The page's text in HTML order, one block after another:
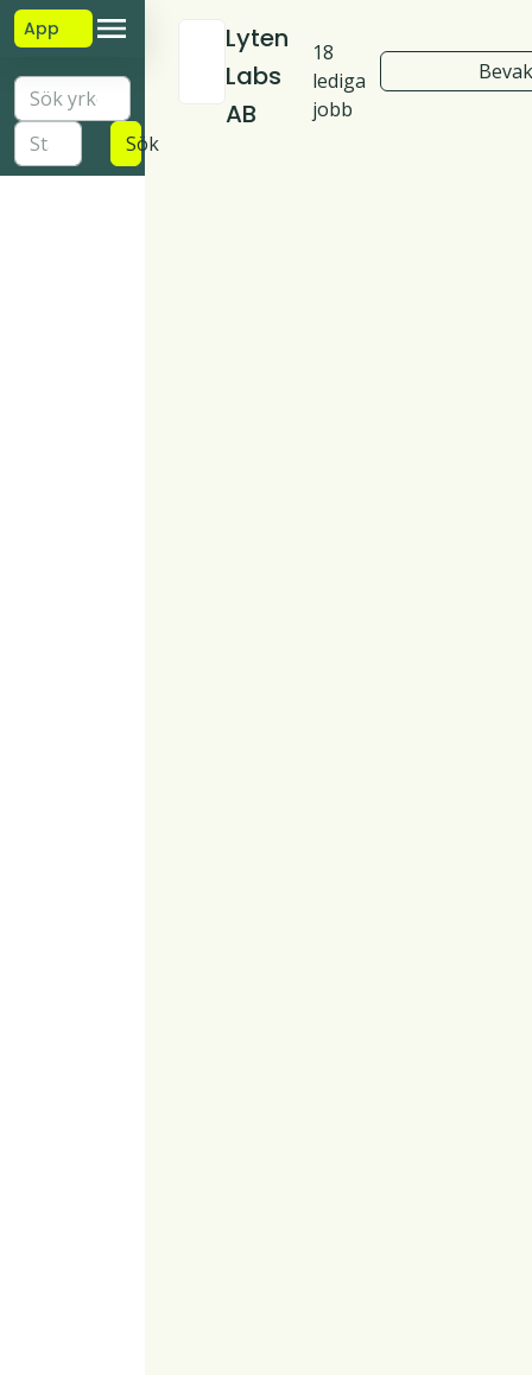
App
Sök
Lyten
Labs
AB
18
lediga
jobb